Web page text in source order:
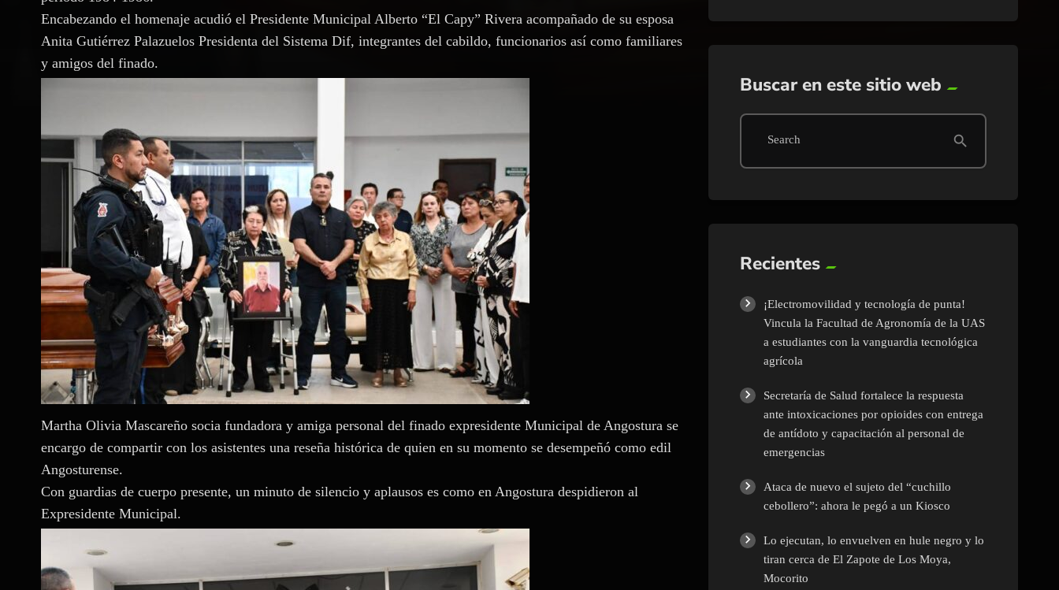
Encabezando el homenaje acudió el Presidente Municipal Alberto “El Capy” Rivera acompañado de su esposa
Anita Gutiérrez Palazuelos Presidenta del Sistema Dif, integrantes del cabildo, funcionarios así como familiares
y amigos del finado.
Martha Olivia Mascareño socia fundadora y amiga personal del finado expresidente Municipal de Angostura se
encargo de compartir con los asistentes una reseña histórica de quien en su momento se desempeñó como edil
Angosturense.
Con guardias de cuerpo presente, un minuto de silencio y aplausos es como en Angostura despidieron al
Expresidente Municipal.
Buscar en este sitio web
Search search
Recientes
¡Electromovilidad y tecnología de punta!
Vincula la Facultad de Agronomía de la UAS
a estudiantes con la vanguardia tecnológica
agrícola
Secretaría de Salud fortalece la respuesta
ante intoxicaciones por opioides con entrega
de antídoto y capacitación al personal de
emergencias
Ataca de nuevo el sujeto del “cuchillo
cebollero”: ahora le pegó a un Kiosco
Lo ejecutan, lo envuelven en hule negro y lo
tiran cerca de El Zapote de Los Moya,
Mocorito